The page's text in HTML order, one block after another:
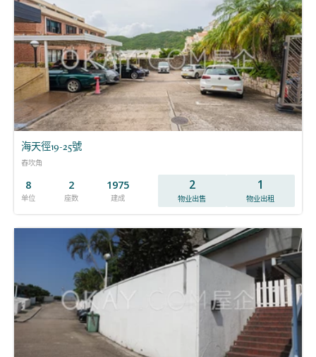
海天徑19-25號
舂坎角
8
单位
2
座数
1975
建成
2
物业出售
1
物业出租